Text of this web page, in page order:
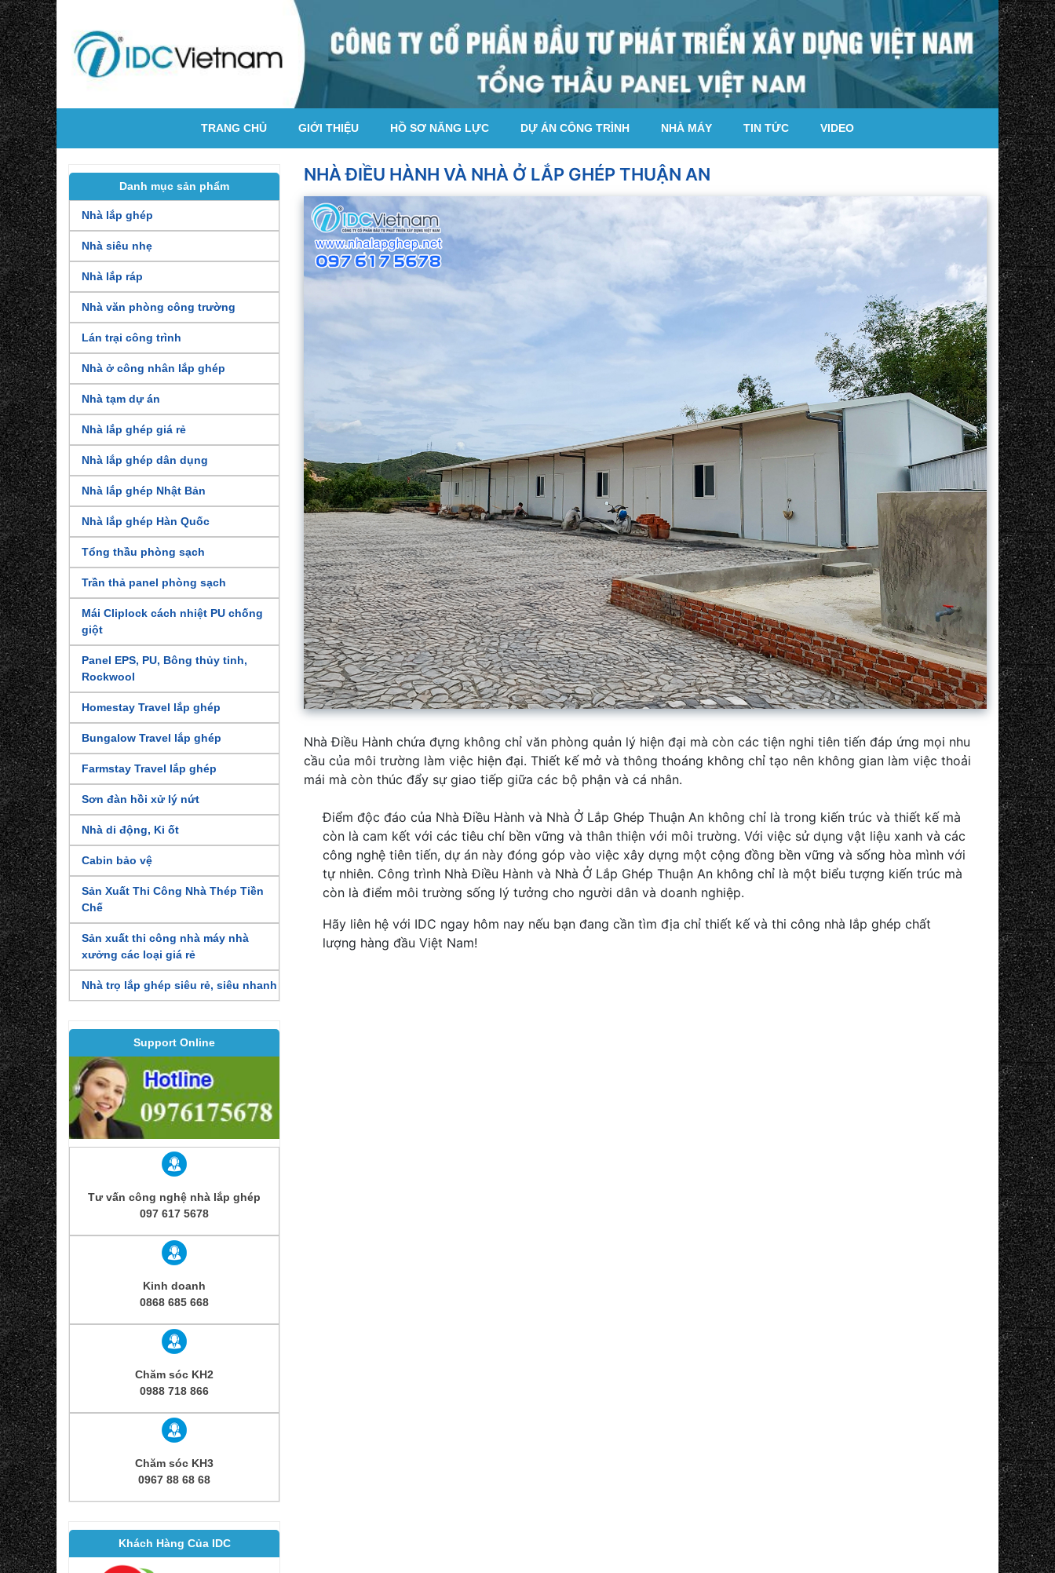
TRANG CHỦ GIỚI THIỆU HỒ SƠ NĂNG LỰC DỰ ÁN CÔNG TRÌNH NHÀ MÁY TIN TỨC VIDEO
Danh mục sản phẩm
Nhà lắp ghép
Nhà siêu nhẹ
Nhà lắp ráp
Nhà văn phòng công trường
Lán trại công trình
Nhà ở công nhân lắp ghép
Nhà tạm dự án
Nhà lắp ghép giá rẻ
Nhà lắp ghép dân dụng
Nhà lắp ghép Nhật Bản
Nhà lắp ghép Hàn Quốc
Tổng thầu phòng sạch
Trần thả panel phòng sạch
Mái Cliplock cách nhiệt PU chống
giột
Panel EPS, PU, Bông thủy tinh,
Rockwool
Homestay Travel lắp ghép
Bungalow Travel lắp ghép
Farmstay Travel lắp ghép
Sơn đàn hồi xử lý nứt
Nhà di động, Ki ốt
Cabin bảo vệ
Sản Xuất Thi Công Nhà Thép Tiền
Chế
Sản xuất thi công nhà máy nhà
xưởng các loại giá rẻ
Nhà trọ lắp ghép siêu rẻ, siêu nhanh
Support Online
Tư vấn công nghệ nhà lắp ghép
097 617 5678
Kinh doanh
0868 685 668
Chăm sóc KH2
0988 718 866
Chăm sóc KH3
0967 88 68 68
Khách Hàng Của IDC
NHÀ ĐIỀU HÀNH VÀ NHÀ Ở LẮP GHÉP THUẬN AN
Nhà Điều Hành chứa đựng không chỉ văn phòng quản lý hiện đại mà còn các tiện nghi tiên tiến đáp ứng mọi nhu
cầu của môi trường làm việc hiện đại. Thiết kế mở và thông thoáng không chỉ tạo nên không gian làm việc thoải
mái mà còn thúc đẩy sự giao tiếp giữa các bộ phận và cá nhân.
Điểm độc đáo của Nhà Điều Hành và Nhà Ở Lắp Ghép Thuận An không chỉ là trong kiến trúc và thiết kế mà
còn là cam kết với các tiêu chí bền vững và thân thiện với môi trường. Với việc sử dụng vật liệu xanh và các
công nghệ tiên tiến, dự án này đóng góp vào việc xây dựng một cộng đồng bền vững và sống hòa mình với
tự nhiên. Công trình Nhà Điều Hành và Nhà Ở Lắp Ghép Thuận An không chỉ là một biểu tượng kiến trúc mà
còn là điểm môi trường sống lý tưởng cho người dân và doanh nghiệp.
Hãy liên hệ với IDC ngay hôm nay nếu bạn đang cần tìm địa chỉ thiết kế và thi công nhà lắp ghép chất
lượng hàng đầu Việt Nam!